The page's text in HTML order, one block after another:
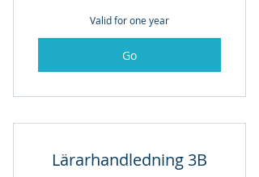
Valid for one year
Go
Lärarhandledning 3B